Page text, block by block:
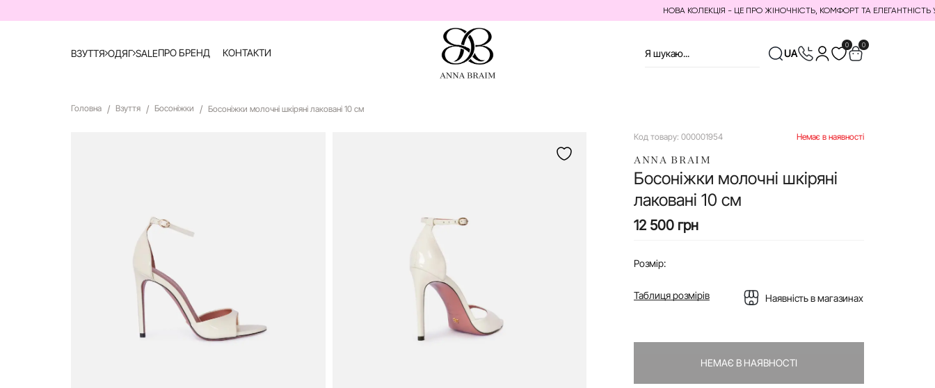
НОВА КОЛЕКЦІЯ - ЦЕ ПРО ЖІНОЧНІСТЬ, КОМФОРТ ТА ЕЛЕГАНТНІСТЬ У
ВЗУТТЯ ОДЯГ SALEПРО БРЕНД КОНТАКТИ UA
0 0
Головна Взуття Босоніжки Босоніжки молочні шкіряні лаковані 10 см
Код товару: 000001954 Немає в наявності
ANNA BRAIM
Босоніжки молочні шкіряні
лаковані 10 см
12 500 грн
Розмір:
Таблиця розмірів Наявність в магазинах
НЕМАЄ В НАЯВНОСТІ